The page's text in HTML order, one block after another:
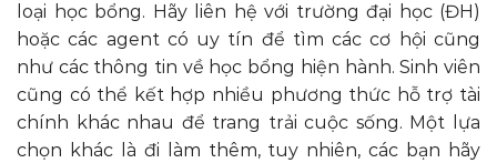
loại học bổng. Hãy liên hệ với trường đại học (ĐH)
hoặc các agent có uy tín để tìm các cơ hội cũng
như các thông tin về học bổng hiện hành. Sinh viên
cũng có thể kết hợp nhiều phương thức hỗ trợ tài
chính khác nhau để trang trải cuộc sống. Một lựa
chọn khác là đi làm thêm, tuy nhiên, các bạn hãy